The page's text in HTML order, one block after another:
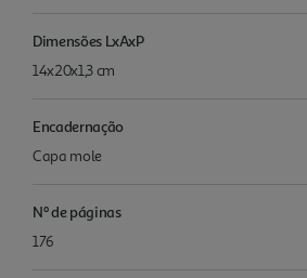
Dimensões LxAxP
14x20x1,3 cm
Encadernação
Capa mole
Nº de páginas
176